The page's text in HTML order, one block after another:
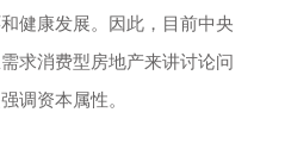
健康发展。因此，目前中央
求消费型房地产来讲讨论问
调资本属性。